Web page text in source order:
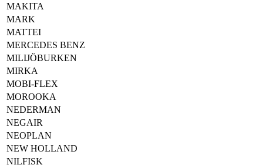
MAKITA
MARK
MATTEI
MERCEDES BENZ
MILIJÖBURKEN
MIRKA
MOBI-FLEX
MOROOKA
NEDERMAN
NEGAIR
NEOPLAN
NEW HOLLAND
NILFISK